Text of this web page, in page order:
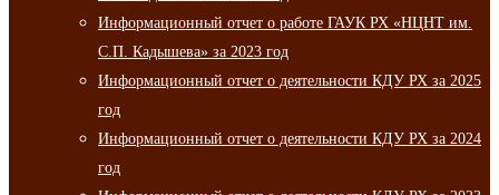
Информационный отчет о работе ГАУК РХ «НЦНТ им.
С.П. Кадышева» за 2023 год
Информационный отчет о деятельности КДУ РХ за 2025
год
Информационный отчет о деятельности КДУ РХ за 2024
год